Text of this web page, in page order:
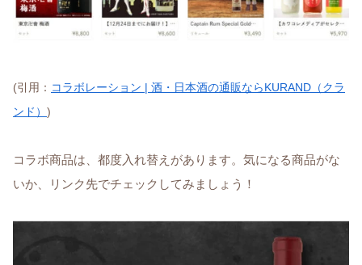
(引用： コラボレーション | 酒・日本酒の通販ならKURAND（クラ
ンド） )
コラボ商品は、都度入れ替えがあります。気になる商品がな
いか、リンク先でチェックしてみましょう！